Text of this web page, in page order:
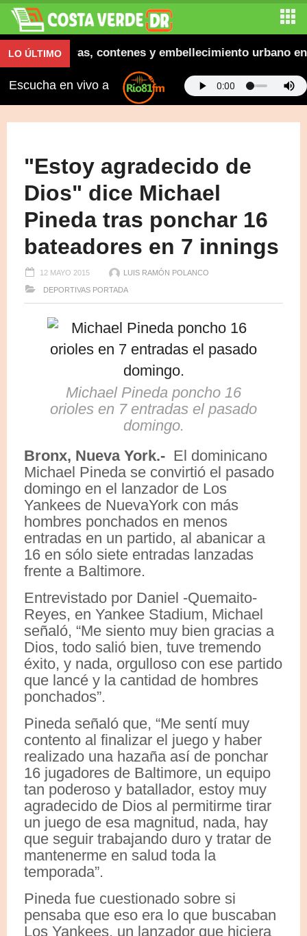
LO ÚLTIMOaceras, contenes y embellecimiento urbano en El
Escucha en vivo a
"Estoy agradecido de
Dios" dice Michael
Pineda tras ponchar 16
bateadores en 7 innings
12 MAYO 2015 LUIS RAMÓN POLANCO
DEPORTIVAS PORTADA
Michael Pineda poncho 16
orioles en 7 entradas el pasado
domingo.
Bronx, Nueva York.- El dominicano
Michael Pineda se convirtió el pasado
domingo en el lanzador de Los
Yankees de NuevaYork con más
hombres ponchados en menos
entradas en un partido, al abanicar a
16 en sólo siete entradas lanzadas
frente a Baltimore.
Entrevistado por Daniel -Quemaito-
Reyes, en Yankee Stadium, Michael
señaló, “Me siento muy bien gracias a
Dios, todo salió bien, tuve tremendo
éxito, y nada, orgulloso con ese partido
que lancé y la cantidad de hombres
ponchados”.
Pineda señaló que, “Me sentí muy
contento al finalizar el juego y haber
realizado una hazaña así de ponchar
16 jugadores de Baltimore, un equipo
tan poderoso y batallador, estoy muy
agradecido de Dios al permitirme tirar
un juego de esa magnitud, nada, hay
que seguir trabajando duro y tratar de
mantenerme en salud toda la
temporada”.
Pineda fue cuestionado sobre si
pensaba que eso era lo que buscaban
Los Yankees, un lanzador que hiciera